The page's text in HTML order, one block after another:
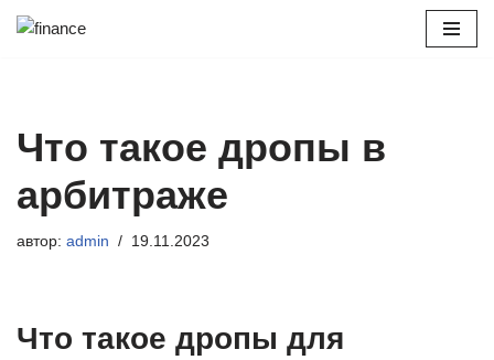
Что такое дропы в
арбитраже
автор: admin 19.11.2023
Что такое дропы для